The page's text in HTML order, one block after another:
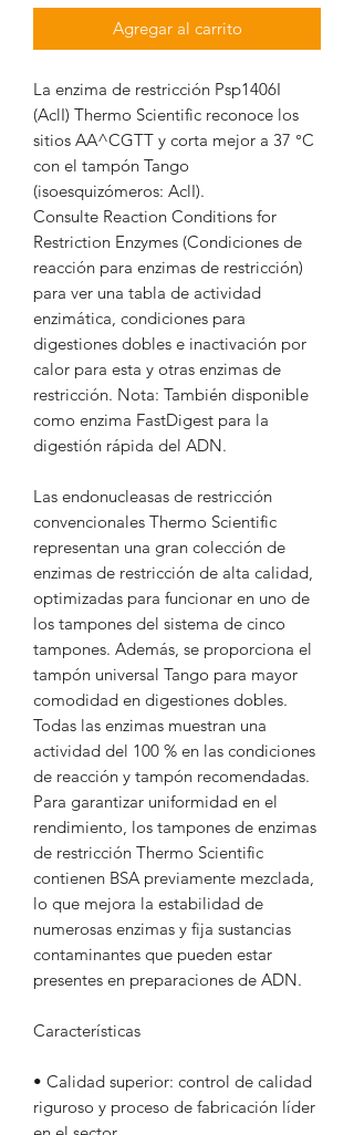
Agregar al carrito
La enzima de restricción Psp1406I
(AclI) Thermo Scientific reconoce los
sitios AA^CGTT y corta mejor a 37 °C
con el tampón Tango
(isoesquizómeros: AclI).
Consulte Reaction Conditions for
Restriction Enzymes (Condiciones de
reacción para enzimas de restricción)
para ver una tabla de actividad
enzimática, condiciones para
digestiones dobles e inactivación por
calor para esta y otras enzimas de
restricción. Nota: También disponible
como enzima FastDigest para la
digestión rápida del ADN.
Las endonucleasas de restricción
convencionales Thermo Scientific
representan una gran colección de
enzimas de restricción de alta calidad,
optimizadas para funcionar en uno de
los tampones del sistema de cinco
tampones. Además, se proporciona el
tampón universal Tango para mayor
comodidad en digestiones dobles.
Todas las enzimas muestran una
actividad del 100 % en las condiciones
de reacción y tampón recomendadas.
Para garantizar uniformidad en el
rendimiento, los tampones de enzimas
de restricción Thermo Scientific
contienen BSA previamente mezclada,
lo que mejora la estabilidad de
numerosas enzimas y fija sustancias
contaminantes que pueden estar
presentes en preparaciones de ADN.
Características
• Calidad superior: control de calidad
riguroso y proceso de fabricación líder